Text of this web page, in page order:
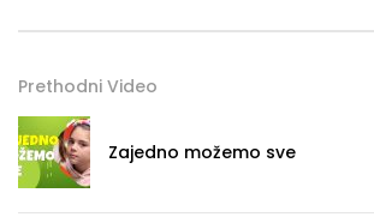
Prethodni Video
Zajedno možemo sve